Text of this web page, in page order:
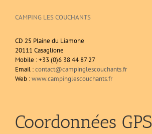
CAMPING LES COUCHANTS
CD 25 Plaine du Liamone
20111 Casaglione
Mobile : +33 (0)6 38 44 87 27
Email :contact@campinglescouchants.fr
Web :www.campinglescouchants.fr
Coordonnées GPS